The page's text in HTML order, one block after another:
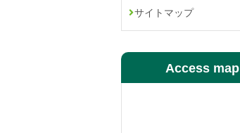
サイトマップ
Access map